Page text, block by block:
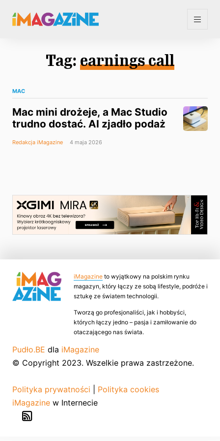
Tag: earnings call
MAC
Mac mini drożeje, a Mac Studio
trudno dostać. AI zjadło podaż
Redakcja iMagazine 4 maja 2026
iMagazine to wyjątkowy na polskim rynku
magazyn, który łączy ze sobą lifestyle, podróże i
sztukę ze światem technologii.
Tworzą go profesjonaliści, jak i hobbyści,
których łączy jedno – pasja i zamiłowanie do
otaczającego nas świata.
Pudło.BE dla iMagazine
© Copyright 2023. Wszelkie prawa zastrzeżone.
Polityka prywatności
Polityka cookies
iMagazine w Internecie